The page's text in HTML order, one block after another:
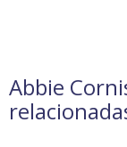
Abbie